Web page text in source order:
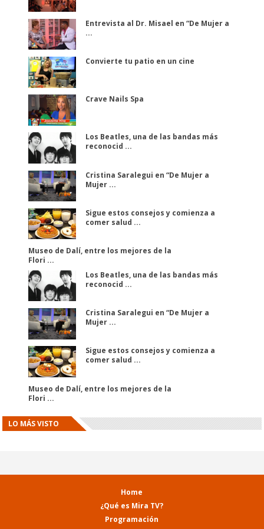
Entrevista al Dr. Misael en “De Mujer a
...
Convierte tu patio en un cine
Crave Nails Spa
Los Beatles, una de las bandas más
reconocid ...
Cristina Saralegui en “De Mujer a
Mujer ...
Sigue estos consejos y comienza a
comer salud ...
Museo de Dalí, entre los mejores de la
Flori ...
Los Beatles, una de las bandas más
reconocid ...
Cristina Saralegui en “De Mujer a
Mujer ...
Sigue estos consejos y comienza a
comer salud ...
Museo de Dalí, entre los mejores de la
Flori ...
LO MÁS VISTO
completo
“María
Elvira”
(12/04/2014)
completo
“María
Elvira”
(12/02/2014)
Home
¿Qué es Mira TV?
Programación